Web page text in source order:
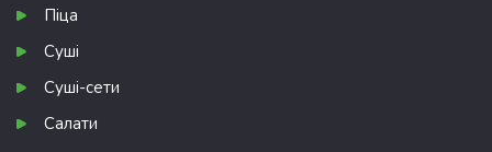
Піца
Суші
Суші-сети
Салати